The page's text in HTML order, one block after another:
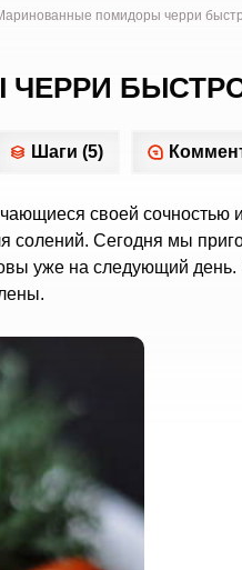
помидоры черри
Шаги (5)
своей сочностью
солений. Сегодня мы
уже на следующий